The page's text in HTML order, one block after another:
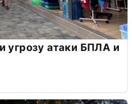
угрозу атаки БПЛА и